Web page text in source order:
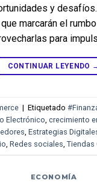
y
marcarán el
para
CONTINUAR LEYENDO
| Etiquetado
Electrónico crecimiento
Estrategias
Redes sociales Tiendas
ECONOMÍA